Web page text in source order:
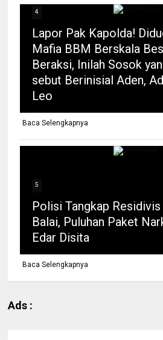
4
Lapor Pak Kapolda!
Mafia BBM Berskala
Beraksi, Inilah Sosok
sebut Berinisial Aden,
Leo
Baca Selengkapnya
5
Polisi Tangkap Residivis
Balai, Puluhan Paket
Edar Disita
Baca Selengkapnya
Ads :